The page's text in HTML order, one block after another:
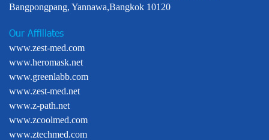
Bangpongpang, Yannawa,Bangkok 10120
Our Affiliates
www.zest-med.com
www.heromask.net
www.greenlabb.com
www.zest-med.net
www.z-path.net
www.zcoolmed.com
www.ztechmed.com